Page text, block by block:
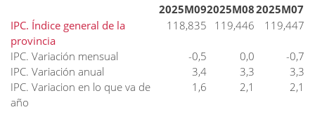
2025M092025M082025M07
IPC. Índice general de la
provincia
118,835 119,446 119,447
IPC. Variación mensual -0,5 0,0
-0,7
IPC. Variación anual
3,4 3,3
3,3
IPC. Variacion en lo que va de
año
1,6 2,1 2,1